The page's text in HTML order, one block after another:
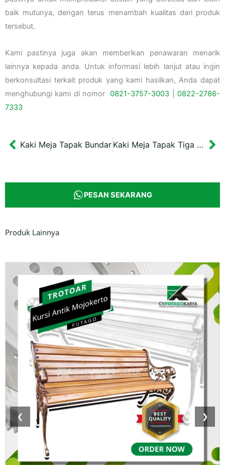
baik mutunya, dengan terus menambah kualitas dari produk
tersebut.
Kami pastinya juga akan memberikan penawaran menarik
lainnya kepada anda. Untuk informasi lebih lanjut atau ingin
berkonsultasi terkait produk yang kami hasilkan, Anda dapat
menghubungi kami di nomor0821-3757-3003 |0822-2786-
7333
Prev
Kaki Meja Tapak Bundar Kaki Meja Tapak Tiga (3)
PESAN SEKARANG
Produk Lainnya
❮ ❯